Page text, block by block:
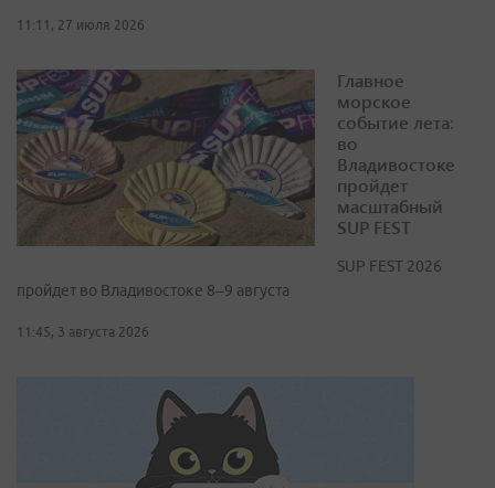
11:11, 27 июля 2026
Главное
морское
событие лета:
во
Владивостоке
пройдет
масштабный
SUP FEST
SUP FEST 2026
пройдет во Владивостоке 8–9 августа
11:45, 3 августа 2026